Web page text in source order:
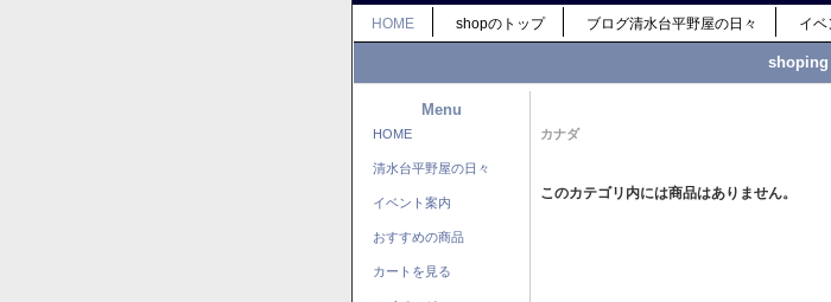
HOME shopのトップ ブログ清水台平野屋の日々 イベ
shoping
Menu
HOME
清水台平野屋の日々
イベント案内
おすすめの商品
カートを見る
カナダ
このカテゴリ内には商品はありません。